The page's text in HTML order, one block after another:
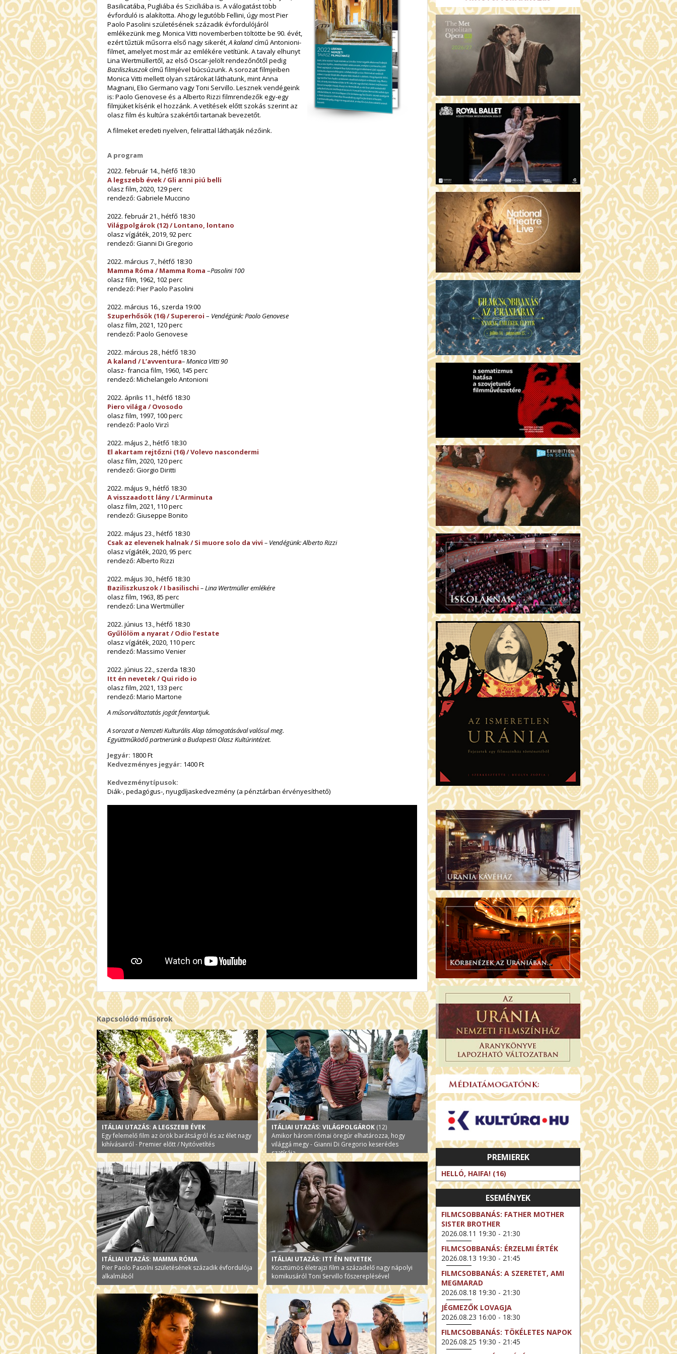
Basilicatába, Pugliába és Szicíliába is. A válogatást több
évforduló is alakította. Ahogy legutóbb Fellini, úgy most Pier
Paolo Pasolini születésének századik évfordulójáról
emlékezünk meg. Monica Vitti novemberben töltötte be 90. évét,
ezért tűztük műsorra első nagy sikerét, A kalandcímű Antonioni-
filmet, amelyet most már az emlékére vetítünk. A tavaly elhunyt
Lina Wertmüllertől, az első Oscar-jelölt rendezőnőtől pedig
Baziliszkuszokcímű filmjével búcsúzunk. A sorozat filmjeiben
Monica Vitti mellett olyan sztárokat láthatunk, mint Anna
Magnani, Elio Germano vagy Toni Servillo. Lesznek vendégeink
is: Paolo Genovese és a Alberto Rizzi filmrendezők egy-egy
filmjüket kísérik el hozzánk. A vetítések előtt szokás szerint az
olasz film és kultúra szakértői tartanak bevezetőt.
A filmeket eredeti nyelven, felirattal láthatják nézőink.
A program
2022. február 14., hétfő 18:30
A legszebb évek /Gli anni piú belli
olasz film, 2020, 129 perc
rendező: Gabriele Muccino
2022. február 21., hétfő 18:30
Világpolgárok (12) /Lontano, lontano
olasz vígjáték, 2019, 92 perc
rendező: Gianni Di Gregorio
2022. március 7., hétfő 18:30
Mamma Róma / Mamma Roma –Pasolini 100
olasz film, 1962, 102 perc
rendező: Pier Paolo Pasolini
2022. március 16., szerda 19:00
Szuperhősök (16) / Supereroi – Vendégünk: Paolo Genovese
olasz film, 2021, 120 perc
rendező: Paolo Genovese
2022. március 28., hétfő 18:30
A kaland / L’avventura– Monica Vitti 90
olasz- francia film, 1960, 145 perc
rendező: Michelangelo Antonioni
2022. április 11., hétfő 18:30
Piero világa / Ovosodo
olasz film, 1997, 100 perc
rendező: Paolo Virzì
2022. május 2., hétfő 18:30
El akartam rejtőzni (16) / Volevo nascondermi
olasz film, 2020, 120 perc
rendező: Giorgio Diritti
2022. május 9., hétfő 18:30
A visszaadott lány / L’Arminuta
olasz film, 2021, 110 perc
rendező: Giuseppe Bonito
2022. május 23., hétfő 18:30
Csak az elevenek halnak / Si muore solo da vivi – Vendégünk: Alberto Rizzi
olasz vígjáték, 2020, 95 perc
rendező: Alberto Rizzi
2022. május 30., hétfő 18:30
Baziliszkuszok / I basilischi – Lina Wertmüller emlékére
olasz film, 1963, 85 perc
rendező: Lina Wertmüller
2022. június 13., hétfő 18:30
Gyűlölöm a nyarat / Odio l’estate
olasz vígjáték, 2020, 110 perc
rendező: Massimo Venier
2022. június 22., szerda 18:30
Itt én nevetek / Qui rido io
olasz film, 2021, 133 perc
rendező: Mario Martone
A műsorváltoztatás jogát fenntartjuk.
A sorozat a Nemzeti Kulturális Alap támogatásával valósul meg.
Együttműködő partnerünk a Budapesti Olasz Kultúrintézet.
Jegyár: 1800 Ft
Kedvezményes jegyár: 1400 Ft
Kedvezménytípusok:
Diák-, pedagógus-, nyugdíjaskedvezmény (a pénztárban érvényesíthető)
Kapcsolódó műsorok
ITÁLIAI UTAZÁS: A LEGSZEBB ÉVEK
Egy felemelő film az örök barátságról és az élet nagy
kihívásairól - Premier előtt / Nyitóvetítés
ITÁLIAI UTAZÁS: VILÁGPOLGÁROK (12)
Amikor három római öregúr elhatározza, hogy
világgá megy - Gianni Di Gregorio keserédes
szatírája
ITÁLIAI UTAZÁS: MAMMA RÓMA
Pier Paolo Pasolni születésének századik évfordulója
alkalmából
ITÁLIAI UTAZÁS: ITT ÉN NEVETEK
Kosztümös életrajzi film a századelő nagy nápolyi
komikusáról Toni Servillo főszereplésével
PREMIEREK
HELLÓ, HAIFA! (16)
ESEMÉNYEK
FILMCSOBBANÁS: FATHER MOTHER
SISTER BROTHER
2026.08.11 19:30 - 21:30
FILMCSOBBANÁS: ÉRZELMI ÉRTÉK
2026.08.13 19:30 - 21:45
FILMCSOBBANÁS: A SZERETET, AMI
MEGMARAD
2026.08.18 19:30 - 21:30
JÉGMEZŐK LOVAGJA
2026.08.23 16:00 - 18:30
FILMCSOBBANÁS: TÖKÉLETES NAPOK
2026.08.25 19:30 - 21:45